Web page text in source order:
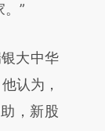
”
大中华
认为，
，新股